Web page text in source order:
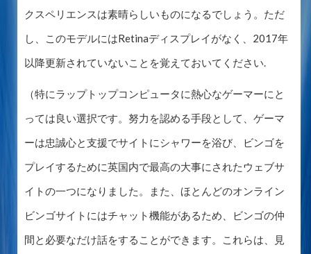
クスペリエンスは素晴らしいものになるでしょう。ただ
し、このモデルにはRetinaディスプレイがなく、2017年
以降更新されていないことを覚えておいてください.
（特にラップトップコンピュータに熱心なゲーマーにと
っては良い選択です。努力を認める手段として、ゲーマ
ーは忠誠心と支援でサイトにシャワーを浴び、ビンゴを
プレイするために英国内で最高の大事にされたウェブサ
イトの一つになりました。また、ほとんどのオンライン
ビンゴサイトにはチャット機能があるため、ビンゴの仲
間と必要なだけ話をすることができます。これらは、見